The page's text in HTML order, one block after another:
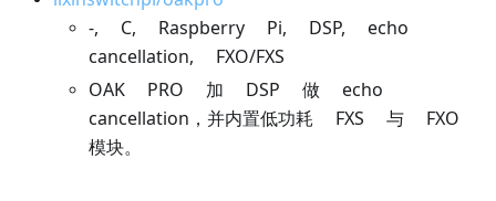
-, C, Raspberry Pi, DSP, echo
cancellation, FXO/FXS
OAK PRO 加 DSP 做 echo
cancellation，并内置低功耗 FXS 与 FXO
模块。